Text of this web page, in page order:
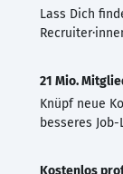
Lass Dich
21 Mio.
Knüpf neue
besseres Job-
Kostenlos